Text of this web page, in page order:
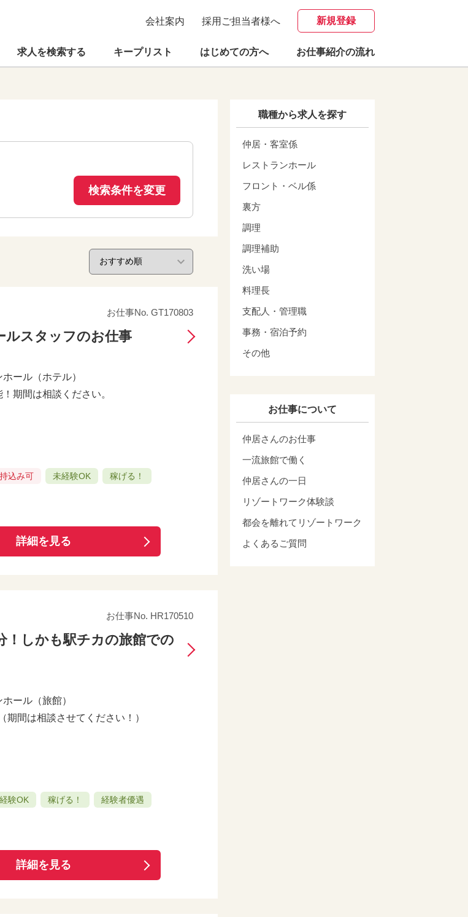
会社案内 採用ご担当者様へ 新規登録
求人を検索する キープリスト はじめての方へ お仕事紹介の流れ
検索条件を変更
お仕事No. GT170803
ルスタッフのお仕事
ール（ホテル）
期間は相談ください。
込み可 未経験OK 稼げる！
詳細を見る
お仕事No. HR170510
！しかも駅チカの旅館での
ール（旅館）
期間は相談させてください！）
験OK 稼げる！ 経験者優遇
詳細を見る
職種から求人を探す
仲居・客室係
レストランホール
フロント・ベル係
裏方
調理
調理補助
洗い場
料理長
支配人・管理職
事務・宿泊予約
その他
お仕事について
仲居さんのお仕事
一流旅館で働く
仲居さんの一日
リゾートワーク体験談
都会を離れてリゾートワーク
よくあるご質問